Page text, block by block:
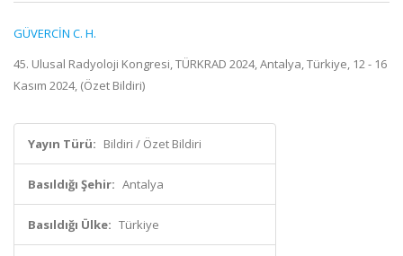
GÜVERCİN C. H.
45. Ulusal Radyoloji Kongresi, TÜRKRAD 2024, Antalya, Türkiye, 12 - 16
Kasım 2024, (Özet Bildiri)
Yayın Türü: Bildiri / Özet Bildiri
Basıldığı Şehir: Antalya
Basıldığı Ülke: Türkiye